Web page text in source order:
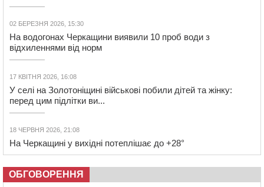
02 БЕРЕЗНЯ 2026, 15:30
На водогонах Черкащини виявили 10 проб води з
відхиленнями від норм
17 КВІТНЯ 2026, 16:08
У селі на Золотоніщині військові побили дітей та жінку:
перед цим підлітки ви...
18 ЧЕРВНЯ 2026, 21:08
На Черкащині у вихідні потеплішає до +28°
ОБГОВОРЕННЯ